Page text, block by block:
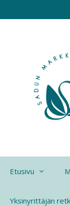
sisältöön
Etusivu
Yksinyrittäjän